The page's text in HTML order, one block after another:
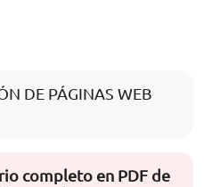
DE PÁGINAS WEB
completo en PDF de